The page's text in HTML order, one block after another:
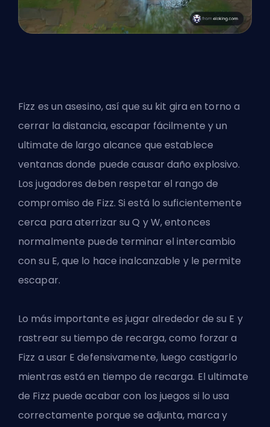
Fizz es unasesino, así que su kit gira en torno a
cerrar la distancia, escapar fácilmente y un
ultimate de largo alcance que establece
ventanas donde puede causar daño explosivo.
Los jugadores deben respetar el rango de
compromiso de Fizz. Si está lo suficientemente
cerca para aterrizar su Q y W, entonces
normalmente puede terminar el intercambio
con su E, que lo hace inalcanzable y le permite
escapar.
Lo más importante es jugar alrededor de su E y
rastrear su tiempo de recarga, como forzar a
Fizz a usar E defensivamente, luego castigarlo
mientras está en tiempo de recarga. El ultimate
de Fizz puede acabar con los juegos si lo usa
correctamente porque se adjunta, marca y